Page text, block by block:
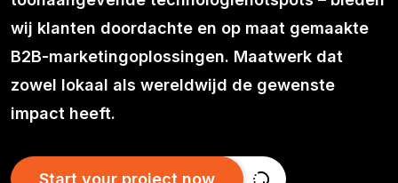
wij klanten doordachte en op maat gemaakte
B2B-marketingoplossingen. Maatwerk dat
zowel lokaal als wereldwijd de gewenste
impact heeft.
Start your project now